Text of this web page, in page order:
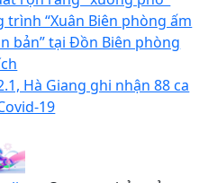
trình “Xuân Biên phòng ấm
bản” tại Đồn Biên phòng
Hà Giang ghi nhận 88 ca
19